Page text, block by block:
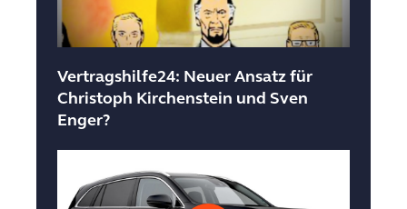
Video
Vertragshilfe24: Neuer Ansatz für
Christoph Kirchenstein und Sven
Enger?